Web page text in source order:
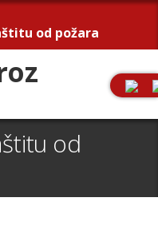
od požara
od